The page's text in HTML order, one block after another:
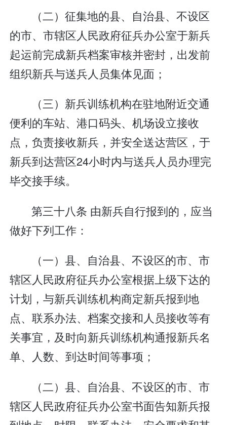
（二）征集地的县、自治县、不设区
的市、市辖区人民政府征兵办公室于新兵
起运前完成新兵档案审核并密封，出发前
组织新兵与送兵人员集体见面；
（三）新兵训练机构在驻地附近交通
便利的车站、港口码头、机场设立接收
点，负责接收新兵，并安全送达营区，于
新兵到达营区24小时内与送兵人员办理完
毕交接手续。
第三十八条 由新兵自行报到的，应当
做好下列工作：
（一）县、自治县、不设区的市、市
辖区人民政府征兵办公室根据上级下达的
计划，与新兵训练机构商定新兵报到地
点、联系办法、档案交接和人员接收等有
关事宜，及时向新兵训练机构通报新兵名
单、人数、到达时间等事项；
（二）县、自治县、不设区的市、市
辖区人民政府征兵办公室书面告知新兵报